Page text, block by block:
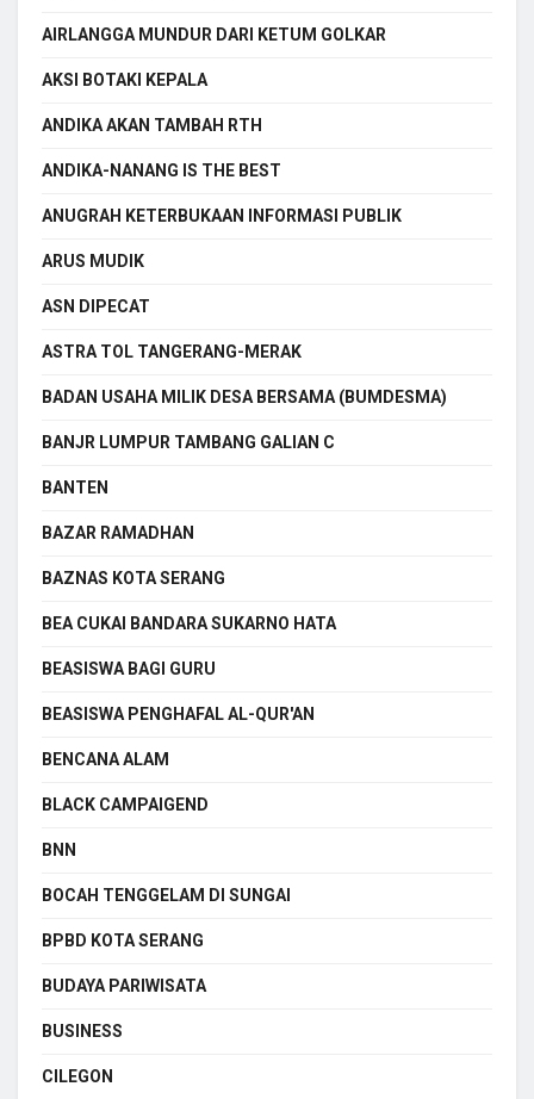
AIRLANGGA MUNDUR DARI KETUM GOLKAR
AKSI BOTAKI KEPALA
ANDIKA AKAN TAMBAH RTH
ANDIKA-NANANG IS THE BEST
ANUGRAH KETERBUKAAN INFORMASI PUBLIK
ARUS MUDIK
ASN DIPECAT
ASTRA TOL TANGERANG-MERAK
BADAN USAHA MILIK DESA BERSAMA (BUMDESMA)
BANJR LUMPUR TAMBANG GALIAN C
BANTEN
BAZAR RAMADHAN
BAZNAS KOTA SERANG
BEA CUKAI BANDARA SUKARNO HATA
BEASISWA BAGI GURU
BEASISWA PENGHAFAL AL-QUR'AN
BENCANA ALAM
BLACK CAMPAIGEND
BNN
BOCAH TENGGELAM DI SUNGAI
BPBD KOTA SERANG
BUDAYA PARIWISATA
BUSINESS
CILEGON